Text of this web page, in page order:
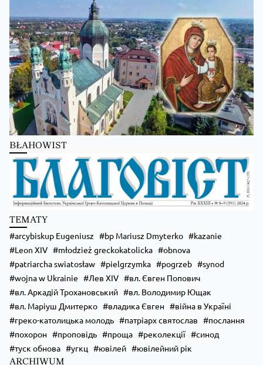
Kościół GreckokatolickiKościół Greckokatolicki
zmienił(a) swój status.
14 hours ago
Zobacz na Facebooku · Udostępnij
Kościół Greckokatolicki
3 days ago
Школи Християнського Аніматора (ШХА)
✨ Хочеш не просто проводити час, а зростати у вірі, відкривати свої
таланти та навчитися надихати інших?
Запрошуємо тебе до Школи Християнського Аніматора (ШХА) —
місця, де формується нове покоління християнських лідерів.
💙 На тебе чекає:
• формація, яка допоможе зміцнити віру;
• практичні навички для організації зустрічей, т
... Zobacz więcej
BŁAHOWIST
TEMATY
arcybiskup Eugeniusz bp Mariusz Dmyterko
kazanie
Leon XIV
młodzież greckokatolicka
obnova
patriarcha swiatosław
pielgrzymka pogrzeb
synod
wojna w Ukrainie
Лев XIV
вл. Євген Попович
вл. Аркадій Трохановський
вл. Володимир Ющак
вл. Маріуш Дмитерко
владика Євген
війна в Україні
греко-католицька молодь
патріарх святослав
послання
похорон
проповідь проща реколекції
синод
туск обнова
угкц ювілей ювілейний рік
ARCHIWUM